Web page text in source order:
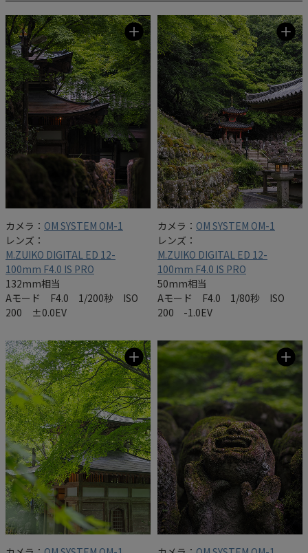
カメラ： OM SYSTEM OM-1
レンズ：
M.ZUIKO DIGITAL ED 12-
100mm F4.0 IS PRO
132mm相当
Aモード F4.0 1/200秒 ISO
200 ±0.0EV
カメラ： OM SYSTEM OM-1
レンズ：
M.ZUIKO DIGITAL ED 12-
100mm F4.0 IS PRO
50mm相当
Aモード F4.0 1/80秒 ISO
200 -1.0EV